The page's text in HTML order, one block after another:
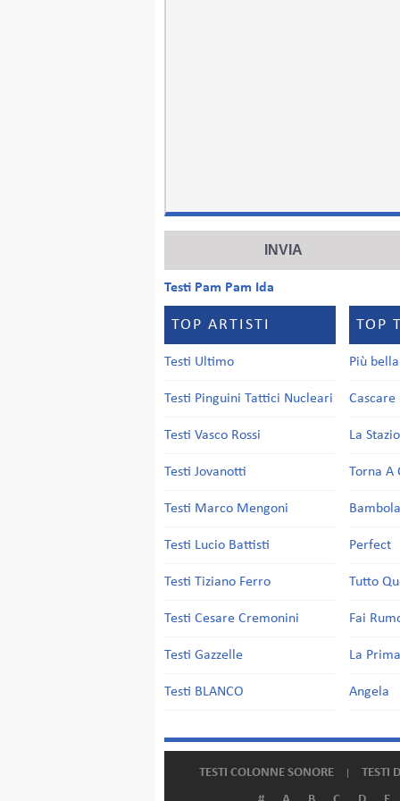
Testi Pam Pam Ida
TOP ARTISTI
Testi Ultimo
Testi Pinguini Tattici Nucleari
Testi Vasco Rossi
Testi Jovanotti
Testi Marco Mengoni
Testi Lucio Battisti
Testi Tiziano Ferro
Testi Cesare Cremonini
Testi Gazzelle
Testi BLANCO
TOP
Più
Cascare
La
Torna A
Bambola
Perfect
Tutto
Fai
La
Angela
TESTI COLONNE SONORE TESTI